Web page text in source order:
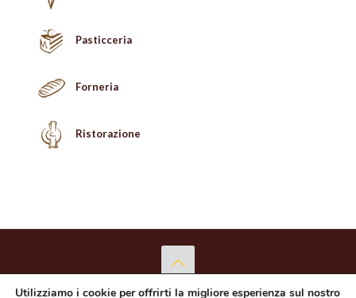
Pasticceria
Forneria
Ristorazione
Copyright © 2026 Proba Punto Dolce S.r.l. - P.Iva
Utilizziamo i cookie per offrirti la migliore esperienza sul nostro